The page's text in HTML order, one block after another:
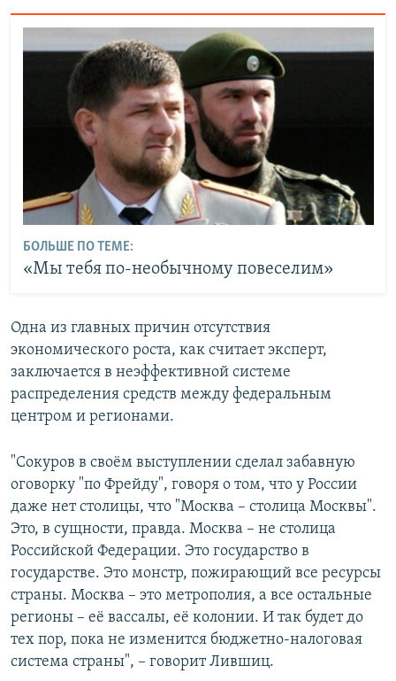
БОЛЬШЕ ПО ТЕМЕ:
«Мы тебя по-необычному повеселим»
Одна из главных причин отсутствия
экономического роста, как считает эксперт,
заключается в неэффективной системе
распределения средств между федеральным
центром и регионами.
"Сокуров в своём выступлении сделал забавную
оговорку "по Фрейду", говоря о том, что у России
даже нет столицы, что "Москва – столица Москвы".
Это, в сущности, правда. Москва – не столица
Российской Федерации. Это государство в
государстве. Это монстр, пожирающий все ресурсы
страны. Москва – это метрополия, а все остальные
регионы – её вассалы, её колонии. И так будет до
тех пор, пока не изменится бюджетно-налоговая
система страны", – говорит Лившиц.